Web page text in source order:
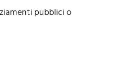
pubblici o